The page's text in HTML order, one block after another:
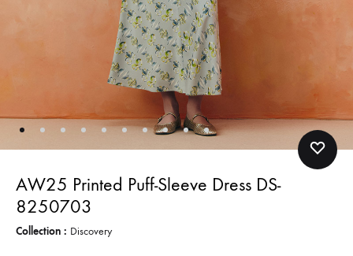
AW25 Printed Puff-Sleeve Dress DS-
8250703
Collection : Discovery